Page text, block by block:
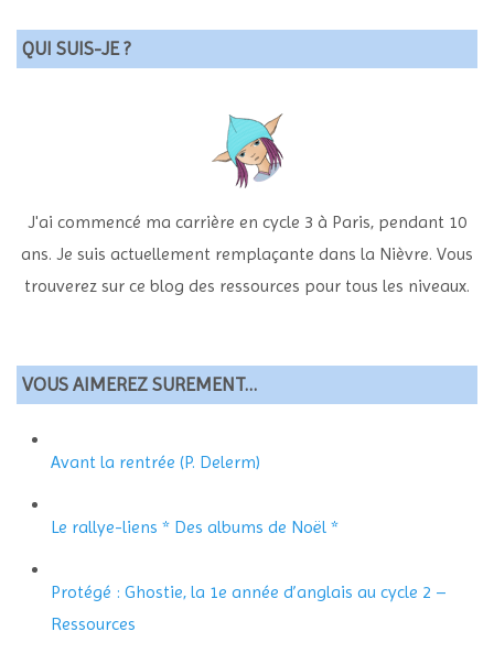
QUI SUIS-JE ?
J'ai commencé ma carrière en cycle 3 à Paris, pendant 10
ans. Je suis actuellement remplaçante dans la Nièvre. Vous
trouverez sur ce blog des ressources pour tous les niveaux.
VOUS AIMEREZ SUREMENT…
Avant la rentrée (P. Delerm)
Le rallye-liens * Des albums de Noël *
Protégé : Ghostie, la 1e année d’anglais au cycle 2 –
Ressources